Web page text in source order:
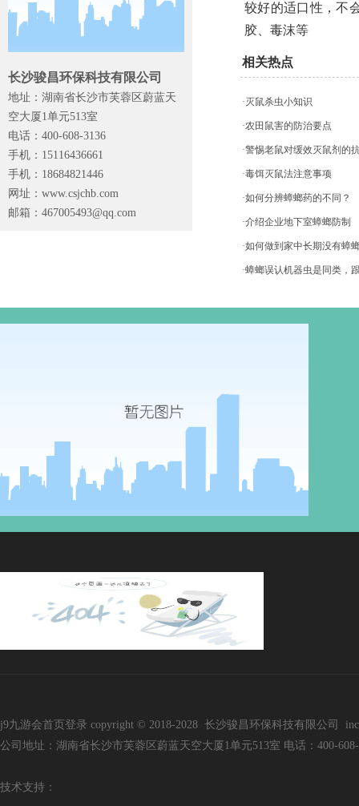
长沙骏昌环保科技有限公司
地址：湖南省长沙市芙蓉区蔚蓝天
空大厦1单元513室
电话：400-608-3136
手机：15116436661
手机：18684821446
网址：www.csjchb.com
邮箱： 467005493@qq.com
较好的适口性，不
胶、毒沫等
相关热点
·灭鼠杀虫小知识
·农田鼠害的防治要点
·警惕老鼠对缓效灭鼠剂的
·毒饵灭鼠法注意事项
·如何分辨蟑螂药的不同？
·介绍企业地下室蟑螂防制
·如何做到家中长期没有蟑
·蟑螂误认机器虫是同类，
j9九游会首页登录 copyright © 2018-2028 长沙骏昌环保科技有限公司
公司地址：湖南省长沙市芙蓉区蔚蓝天空大厦1单元513室 电话：400-
技术支持：